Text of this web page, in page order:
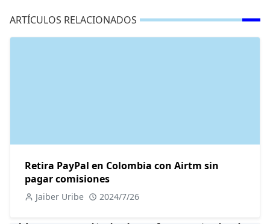
ARTÍCULOS RELACIONADOS
Retira PayPal en Colombia con Airtm sin
pagar comisiones
Jaiber Uribe 2024/7/26